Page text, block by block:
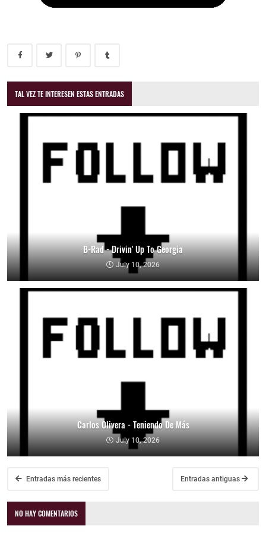
TAL VEZ TE INTERESEN ESTAS ENTRADAS
B-Rad - Drivin' Up To Georgia
July 10, 2026
Carlos Olivera - Teniendo De Más
July 10, 2026
Entradas más recientes Entradas antiguas
NO HAY COMENTARIOS